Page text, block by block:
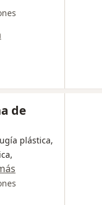
de
plástica,